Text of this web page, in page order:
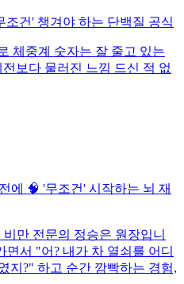
건' 챙겨야 하는 단백질 공식
체중계 숫자는 잘 줄고 있는
보다 물러진 느낌 드신 적 없
에 🧠 '무조건' 시작하는 뇌 재
만 전문의 정승은 원장입니
면서 "어? 내가 차 열쇠를 어디
지?" 하고 순간 깜빡하는 경험,